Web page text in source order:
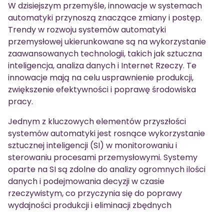
W dzisiejszym przemyśle, innowacje w systemach
automatyki przynoszą znaczące zmiany i postęp.
Trendy w rozwoju systemów automatyki
przemysłowej ukierunkowane są na wykorzystanie
zaawansowanych technologii, takich jak sztuczna
inteligencja, analiza danych i Internet Rzeczy. Te
innowacje mają na celu usprawnienie produkcji,
zwiększenie efektywności i poprawę środowiska
pracy.
Jednym z kluczowych elementów przyszłości
systemów automatyki jest rosnące wykorzystanie
sztucznej inteligencji (SI) w monitorowaniu i
sterowaniu procesami przemysłowymi. Systemy
oparte na SI są zdolne do analizy ogromnych ilości
danych i podejmowania decyzji w czasie
rzeczywistym, co przyczynia się do poprawy
wydajności produkcji i eliminacji zbędnych